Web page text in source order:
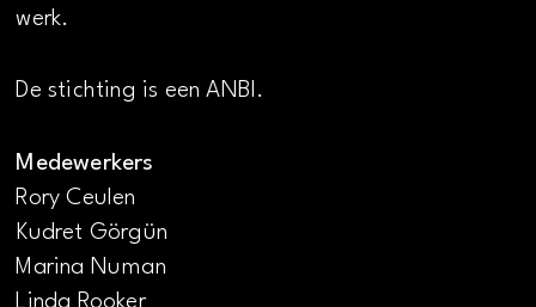
werk.
De stichting is een ANBI.
Medewerkers
Rory Ceulen
Kudret Görgün
Marina Numan
Linda Rooker